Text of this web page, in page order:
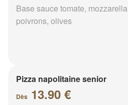
Base sauce tomate,
poivrons, olives
Pizza napolitaine senior
Dès 13.90 €